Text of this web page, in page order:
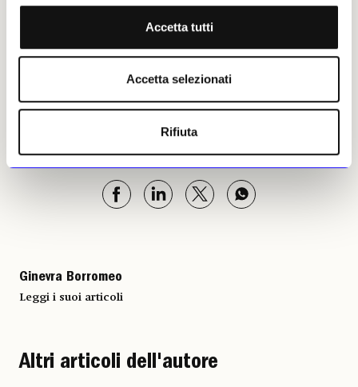
Accetta tutti
Accetta selezionati
Rifiuta
ambiente. In questo senso la fotografia non è
attraverso cui il festival prova a leggere il
riservata
Ginevra Borromeo
Leggi i suoi articoli
Altri articoli dell'autore